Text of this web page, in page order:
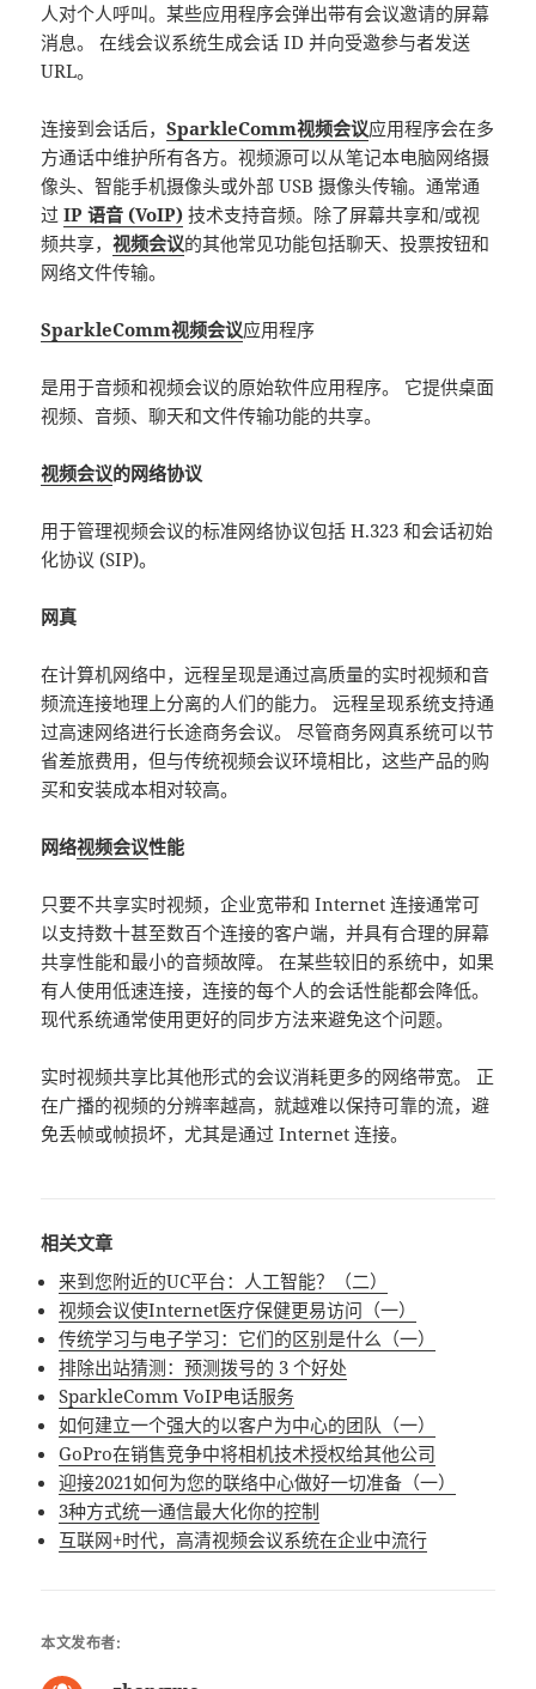
人对个人呼叫。某些应用程序会弹出带有会议邀请的屏幕
消息。 在线会议系统生成会话 ID 并向受邀参与者发送
URL。
连接到会话后，SparkleComm视频会议应用程序会在多
方通话中维护所有各方。视频源可以从笔记本电脑网络摄
像头、智能手机摄像头或外部 USB 摄像头传输。通常通
过IP 语音 (VoIP) 技术支持音频。除了屏幕共享和/或视
频共享，视频会议的其他常见功能包括聊天、投票按钮和
网络文件传输。
SparkleComm视频会议应用程序
是用于音频和视频会议的原始软件应用程序。 它提供桌面
视频、音频、聊天和文件传输功能的共享。
视频会议的网络协议
用于管理视频会议的标准网络协议包括 H.323 和会话初始
化协议 (SIP)。
网真
在计算机网络中，远程呈现是通过高质量的实时视频和音
频流连接地理上分离的人们的能力。 远程呈现系统支持通
过高速网络进行长途商务会议。 尽管商务网真系统可以节
省差旅费用，但与传统视频会议环境相比，这些产品的购
买和安装成本相对较高。
网络视频会议性能
只要不共享实时视频，企业宽带和 Internet 连接通常可
以支持数十甚至数百个连接的客户端，并具有合理的屏幕
共享性能和最小的音频故障。 在某些较旧的系统中，如果
有人使用低速连接，连接的每个人的会话性能都会降低。
现代系统通常使用更好的同步方法来避免这个问题。
实时视频共享比其他形式的会议消耗更多的网络带宽。 正
在广播的视频的分辨率越高，就越难以保持可靠的流，避
免丢帧或帧损坏，尤其是通过 Internet 连接。
相关文章
来到您附近的UC平台：人工智能？（二）
视频会议使Internet医疗保健更易访问（一）
传统学习与电子学习：它们的区别是什么（一）
排除出站猜测：预测拨号的 3 个好处
SparkleComm VoIP电话服务
如何建立一个强大的以客户为中心的团队（一）
GoPro在销售竞争中将相机技术授权给其他公司
迎接2021如何为您的联络中心做好一切准备（一）
3种方式统一通信最大化你的控制
互联网+时代，高清视频会议系统在企业中流行
本文发布者: